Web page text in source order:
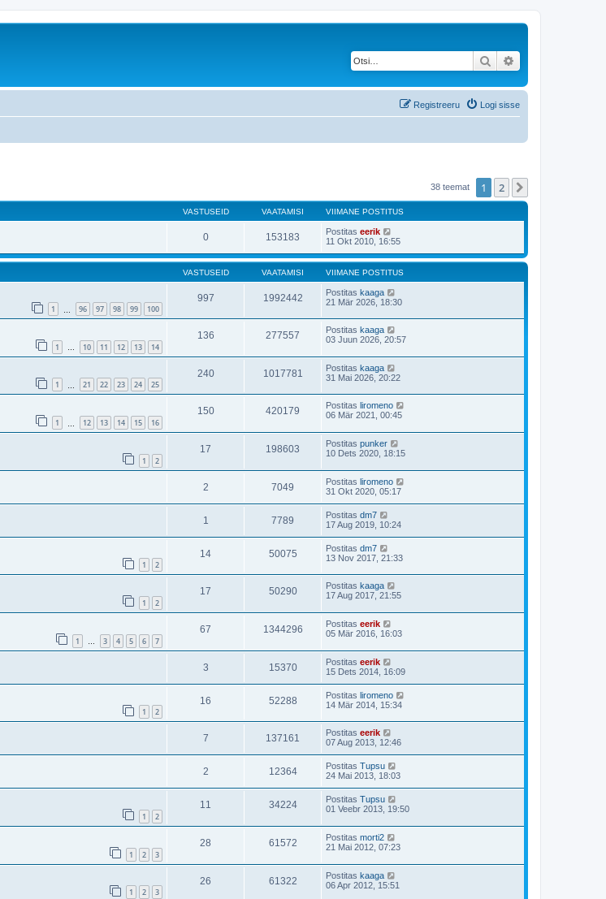
Otsi
Logi sisse
Registreeru
38 teemat 1 2
VASTUSEID VAATAMISI VIIMANE POSTITUS
0 153183 Postitas eerik
11 Okt 2010, 16:55
VASTUSEID VAATAMISI VIIMANE POSTITUS
1 96 97 98 99 100
997 1992442 Postitas kaaga
21 Mär 2026, 18:30
1 … 10 11 12 13 14
136 277557 Postitas kaaga
03 Juun 2026, 20:57
1 21 22 23 24 25
240 1017781 Postitas kaaga
31 Mai 2026, 20:22
1 12 13 14 15 16
150 420179 Postitas liromeno
06 Mär 2021, 00:45
1 2
17 198603 Postitas punker
10 Dets 2020, 18:15
2 7049 Postitas liromeno
31 Okt 2020, 05:17
1 7789 Postitas dm7
17 Aug 2019, 10:24
1 2
14 50075 Postitas dm7
13 Nov 2017, 21:33
1 2
17 50290 Postitas kaaga
17 Aug 2017, 21:55
1 … 3 4 5 6 7
67 1344296 Postitas eerik
05 Mär 2016, 16:03
3 15370 Postitas eerik
15 Dets 2014, 16:09
1 2
16 52288 Postitas liromeno
14 Mär 2014, 15:34
7 137161 Postitas eerik
07 Aug 2013, 12:46
2 12364 Postitas Tupsu
24 Mai 2013, 18:03
1 2
11 34224 Postitas Tupsu
01 Veebr 2013, 19:50
1 2 3
28 61572 Postitas morti2
21 Mai 2012, 07:23
1 2 3
26 61322 Postitas kaaga
06 Apr 2012, 15:51